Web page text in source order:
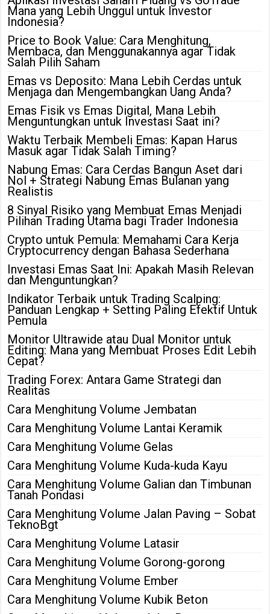
Mana yang Lebih Unggul untuk Investor
Indonesia?
Price to Book Value: Cara Menghitung,
Membaca, dan Menggunakannya agar Tidak
Salah Pilih Saham
Emas vs Deposito: Mana Lebih Cerdas untuk
Menjaga dan Mengembangkan Uang Anda?
Emas Fisik vs Emas Digital, Mana Lebih
Menguntungkan untuk Investasi Saat ini?
Waktu Terbaik Membeli Emas: Kapan Harus
Masuk agar Tidak Salah Timing?
Nabung Emas: Cara Cerdas Bangun Aset dari
Nol + Strategi Nabung Emas Bulanan yang
Realistis
8 Sinyal Risiko yang Membuat Emas Menjadi
Pilihan Trading Utama bagi Trader Indonesia
Crypto untuk Pemula: Memahami Cara Kerja
Cryptocurrency dengan Bahasa Sederhana
Investasi Emas Saat Ini: Apakah Masih Relevan
dan Menguntungkan?
Indikator Terbaik untuk Trading Scalping:
Panduan Lengkap + Setting Paling Efektif Untuk
Pemula
Monitor Ultrawide atau Dual Monitor untuk
Editing: Mana yang Membuat Proses Edit Lebih
Cepat?
Trading Forex: Antara Game Strategi dan
Realitas
Cara Menghitung Volume Jembatan
Cara Menghitung Volume Lantai Keramik
Cara Menghitung Volume Gelas
Cara Menghitung Volume Kuda-kuda Kayu
Cara Menghitung Volume Galian dan Timbunan
Tanah Pondasi
Cara Menghitung Volume Jalan Paving – Sobat
TeknoBgt
Cara Menghitung Volume Latasir
Cara Menghitung Volume Gorong-gorong
Cara Menghitung Volume Ember
Cara Menghitung Volume Kubik Beton